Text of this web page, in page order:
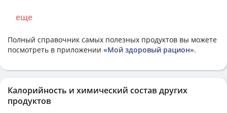
еще
Полный справочник самых полезных продуктов вы можете
посмотреть в приложении «Мой здоровый рацион».
Калорийность и химический состав других
продуктов